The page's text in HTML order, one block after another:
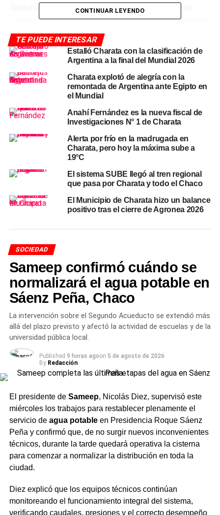
Jefatura y el Ministerio de Seguridad se instauró una
consigna fija en el establecimiento, además de presencia
alumnos.
Las medidas preventivas en el
colegio
Ante la situación, la conducción de la escuelacomunicó a
las familias las medidas de carácter preventivo
adoptadas: los alumnos deberán concurrir sin mochilas
—solo con carpetas, cuadernillos, cartucheras y botellas
de agua—, con útiles permanentemente visibles. Los
baños permanecerán cerrados durante las horas de
clase, con apertura solo ante urgencias con autorización
puerta principal, y la entrada sobre calle 25 de Mayo
permanecerá cerrada.
«resguardar la seguridad de alumnos, docentes y la
comunidad educativa en general».
Las amenazas en redes vienen
de Buenos Aires
La investigación también abarca una serie deamenazas
difundidas por redes sociales
diferente al del hecho local. A través del área de
Cibercrimen y con autorización de Meta —empresa que
administra Facebook, WhatsApp e Instagram—, se logró
publicaciones:Isidro Casanova, partido de La Matanza,
provincia de Buenos Aires. Las autoridades chaqueñas
coordinan el seguimiento del caso con sus pares
bonaerenses.
El fenómeno no es exclusivo de Charata. Al menos 37
establecimientos de toda la provincia reportaron
paredes y pupitres, además de audios y capturas que
circularon por redes sociales, muchos con fechas
CONTINUAR LEYENDO
TE PUEDE INTERESAR
Estalló Charata con la clasificación de
Argentina a la final del Mundial 2026
Charata explotó de alegría con la
remontada de Argentina ante Egipto en
el Mundial
Anahí Fernández es la nueva fiscal de
Investigaciones N° 1 de Charata
Alerta por frío en la madrugada en
Charata, pero hoy la máxima sube a
19°C
El sistema SUBE llegó al tren regional
que pasa por Charata y todo el Chaco
El Municipio de Charata hizo un balance
positivo tras el cierre de Agronea 2026
SOCIEDAD
Sameep confirmó cuándo se
normalizará el agua potable en
Sáenz Peña, Chaco
La intervención sobre el Segundo Acueducto se extendió más
allá del plazo previsto y afectó la actividad de escuelas y de la
universidad pública local.
Published 9 horas agoon 5 de agosto de 2026
By Redacción
El presidente de Sameep, Nicolás Diez, supervisó este
miércoles los trabajos para restablecer plenamente el
servicio de agua potableen Presidencia Roque Sáenz
Peña y confirmó que, de no surgir nuevos inconvenientes
técnicos, durante la tarde quedará operativa la cisterna
para comenzar a normalizar la distribución en toda la
ciudad.
Diez explicó que los equipos técnicos continúan
monitoreando el funcionamiento integral del sistema,
verificando caudales, presiones y el correcto desempeño